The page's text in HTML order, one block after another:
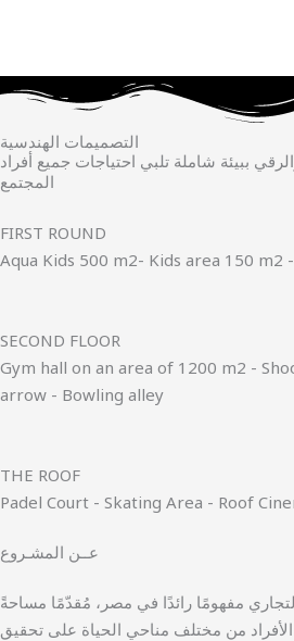
التصميمات الهندسية
ببيئة شاملة تلبي احتياجات جميع أفراد
المجتمع
FIRST ROUND
Aqua Kids 500 m2- Kids area 150 m2
SECOND FLOOR
Gym hall on an area of 1200 m2 -
arrow - Bowling alley
THE ROOF
Padel Court - Skating Area - Roof
عــن المشـروع
مفهومًا رائدًا في مصر، مُقدّمًا مساحةً
من مختلف مناحي الحياة على تحقيق